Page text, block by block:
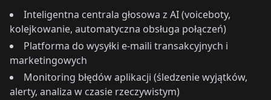
Inteligentna centrala głosowa z AI (voiceboty,
kolejkowanie, automatyczna obsługa połączeń)
Platforma do wysyłki e-maili transakcyjnych i
marketingowych
Monitoring błędów aplikacji (śledzenie wyjątków,
alerty, analiza w czasie rzeczywistym)